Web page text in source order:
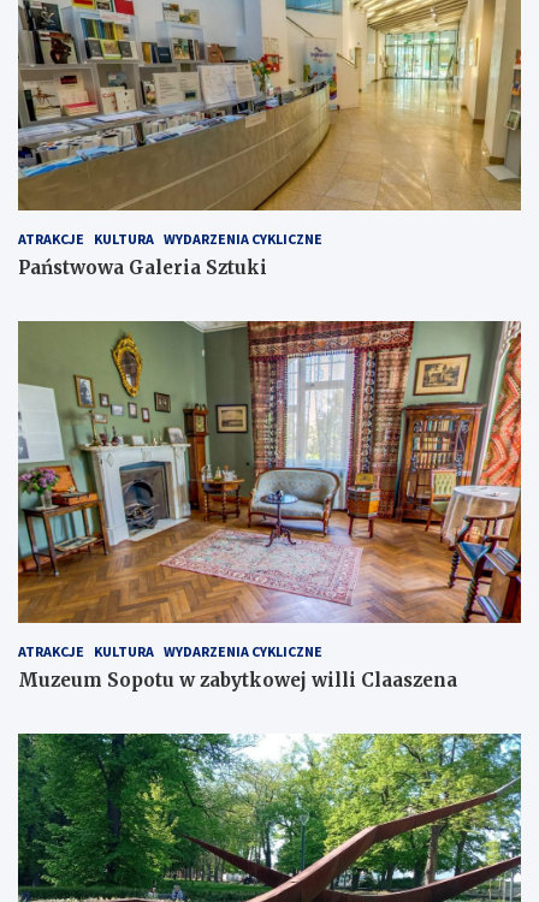
ATRAKCJE KULTURA WYDARZENIA CYKLICZNE
Państwowa Galeria Sztuki
ATRAKCJE KULTURA WYDARZENIA CYKLICZNE
Muzeum Sopotu w zabytkowej willi Claaszena